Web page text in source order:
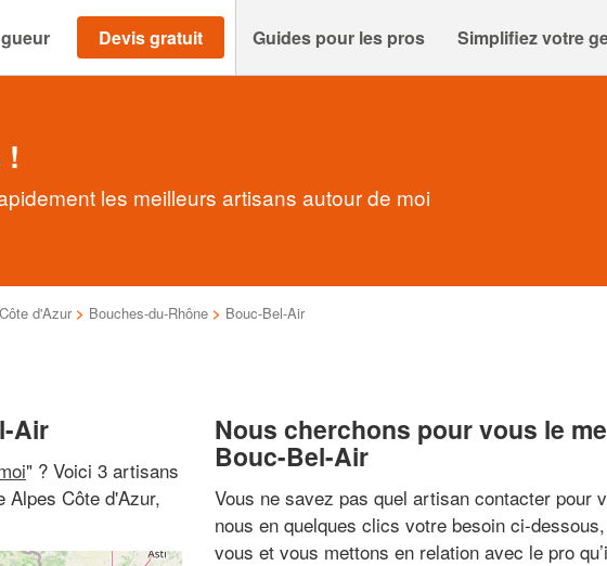
Devis gratuit Guides pour les pros Simplifiez votre
!
les meilleurs artisans autour de moi
d'Azur > Bouches-du-Rhône > Bouc-Bel-Air
Air
" ? Voici 3 artisans
Alpes Côte d'Azur,
Nous cherchons pour vous le
Bouc-Bel-Air
Vous ne savez pas quel artisan contacter pour
nous en quelques clics votre besoin ci-
vous et vous mettons en relation avec le pro